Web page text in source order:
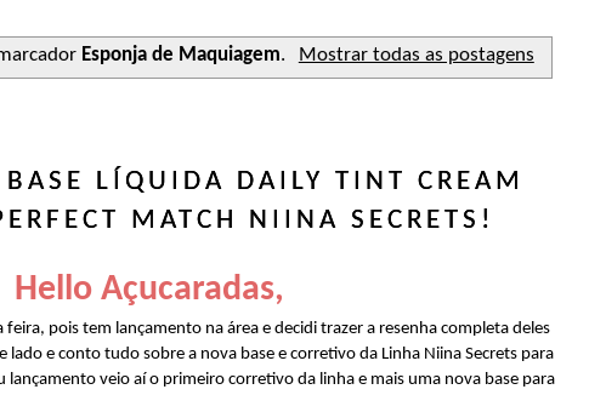
Esponja de Maquiagem. Mostrar todas as postagens
LÍQUIDA DAILY TINT CREAM
MATCH NIINA SECRETS!
Hello Açucaradas,
feira, pois tem lançamento na área e decidi trazer a resenha completa deles
lado e conto tudo sobre a nova base e corretivo da Linha Niina Secrets para
lançamento veio aí o primeiro corretivo da linha e mais uma nova base para